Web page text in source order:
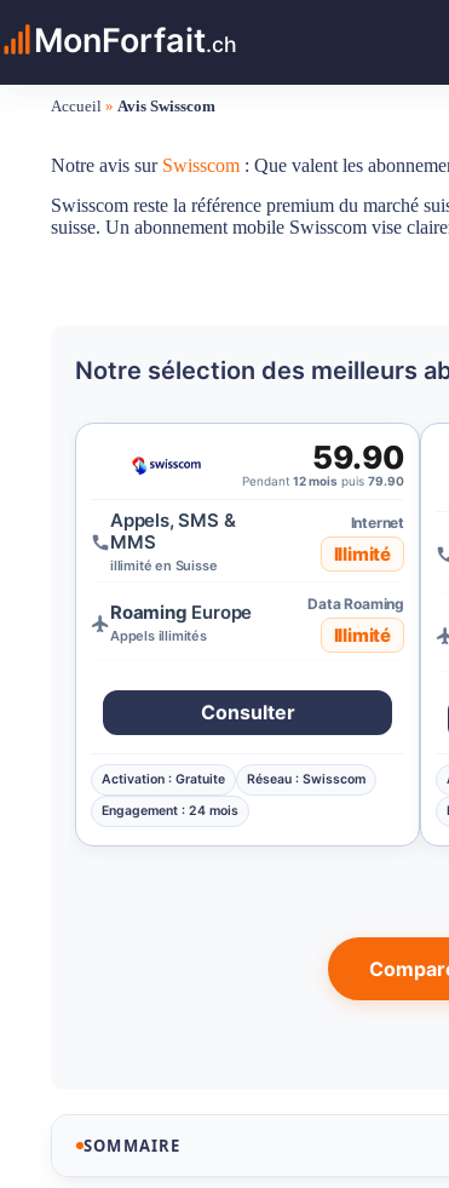
contenuMonForfait.ch
Accueil » Avis Swisscom
Notre avis sur Swisscom : Que valent les
Swisscom reste la référence premium du marché
suisse. Un abonnement mobile Swisscom vise
Notre sélection des meilleurs
59.90
Pendant 12 mois puis 79.90
Appels, SMS &
MMS
illimité en Suisse
Internet
Illimité
Roaming Europe
Appels illimités
Data Roaming
Illimité
Consulter
Activation : Gratuite
Réseau : Swisscom
Engagement : 24 mois
SOMMAIRE